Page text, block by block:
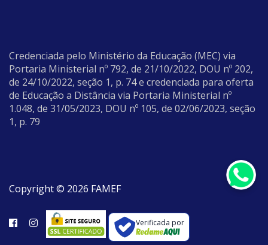
Credenciada pelo Ministério da Educação (MEC) via
Portaria Ministerial nº 792, de 21/10/2022, DOU nº 202,
de 24/10/2022, seção 1, p. 74 e credenciada para oferta
de Educação a Distância via Portaria Ministerial nº
1.048, de 31/05/2023, DOU nº 105, de 02/06/2023, seção
1, p. 79
Copyright © 2026 FAMEF
Verificada por